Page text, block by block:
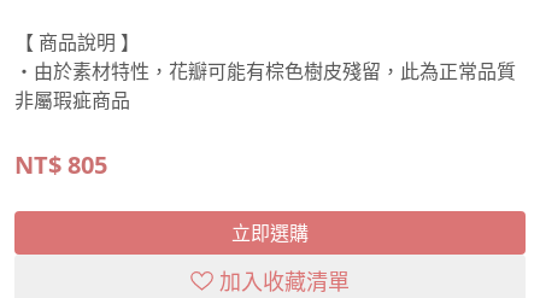
【 商品說明 】
・由於素材特性，花瓣可能有棕色樹皮殘留，此為正常品質
非屬瑕疵商品
NT$805
立即選購
加入收藏清單